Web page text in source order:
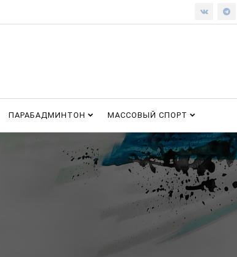
ПАРАБАДМИНТОН МАССОВЫЙ СПОРТ